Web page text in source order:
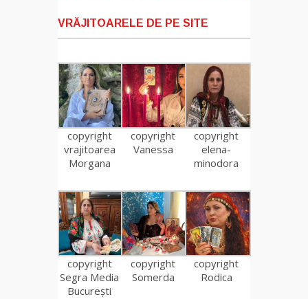
VRĂJITOARELE DE PE SITE
copyright
vrajitoarea
Morgana
copyright
Vanessa
copyright
elena-
minodora
copyright
Segra Media
București
copyright
Somerda
copyright
Rodica